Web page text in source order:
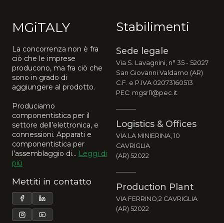
MGiTALY
La concorrenza non è fra
ciò che le imprese
producono, ma fra ciò che
sono in grado di
aggiungere al prodotto.
Produciamo
componentistica per il
settore dell’elettronica, e
connessioni. Apparati e
componentistica per
l’assemblaggio di... Leggi di
più
Mettiti in contatto
Stabilimenti
Sede legale
Via S. Lavagnini, n° 35 - 52027
San Giovanni Valdarno (AR)
C.F. e P.IVA 02073160513
PEC: mgsrl1@pec.it
Logistics & Offices
VIA LA MINIERINA, 10
CAVRIGLIA
(AR) 52022
Production Plant
VIA FERRINO,2 CAVRIGLIA
(AR) 52022